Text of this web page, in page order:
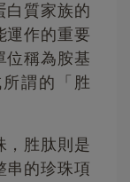
白質家族的
運作的重要
位稱為胺基
謂的「胜
，胜肽則是
串的珍珠項